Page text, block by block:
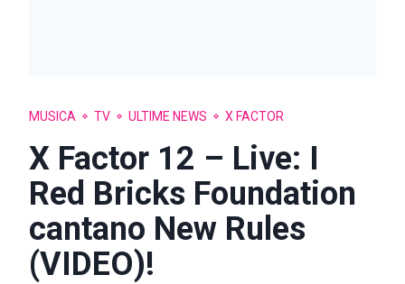
MUSICA TV ULTIME NEWS X FACTOR
X Factor 12 – Live: I
Red Bricks Foundation
cantano New Rules
(VIDEO)!